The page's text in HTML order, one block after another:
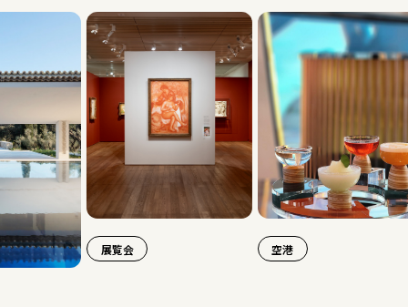
展覧会 空港